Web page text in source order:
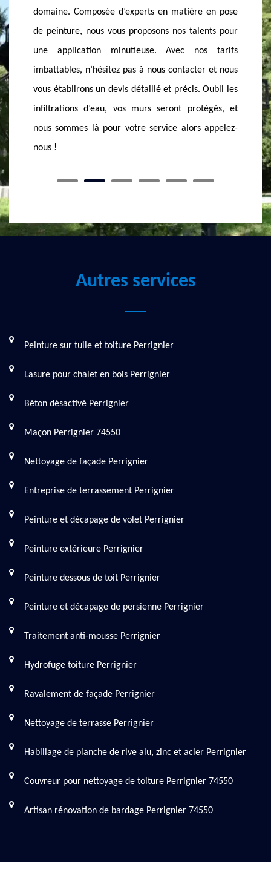
en pose
pour
tarifs
et nous
Oubli les
et
appelez-
aptes à vous offrir une prestation de qualité. Nos
équipements sont adaptés à chaque situation et
selon vos besoins. Appelez-nous à tout moment,
nous restons toujours disponibles pour vous offrir un
meilleur service. Vous pouvez apprécier la qualité
de nos services alors n’hésitez pas de demander un
devis pour que vous puissiez préparer vos budgets.
vos
et
Autres services
Peinture sur tuile et toiture Perrignier
Lasure pour chalet en bois Perrignier
Béton désactivé Perrignier
Maçon Perrignier 74550
Nettoyage de façade Perrignier
Entreprise de terrassement Perrignier
Peinture et décapage de volet Perrignier
Peinture extérieure Perrignier
Peinture dessous de toit Perrignier
Peinture et décapage de persienne Perrignier
Traitement anti-mousse Perrignier
Hydrofuge toiture Perrignier
Ravalement de façade Perrignier
Nettoyage de terrasse Perrignier
Habillage de planche de rive alu, zinc et acier Perrignier
Couvreur pour nettoyage de toiture Perrignier 74550
Artisan rénovation de bardage Perrignier 74550